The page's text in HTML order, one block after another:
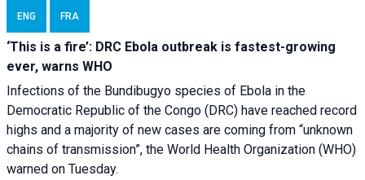
ENG FRA
‘This is a fire’: DRC Ebola outbreak is fastest-growing
ever, warns WHO
Infections of the Bundibugyo species of Ebola in the
Democratic Republic of the Congo (DRC) have reached record
highs and a majority of new cases are coming from “unknown
chains of transmission”, the World Health Organization (WHO)
warned on Tuesday.